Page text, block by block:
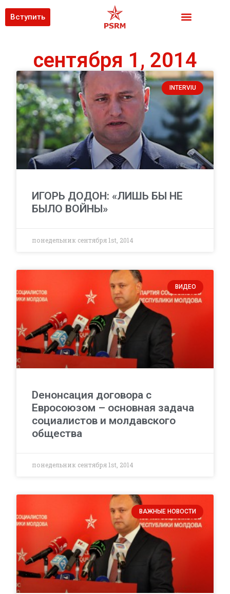
Вступить
сентября 1, 2014
INTERVIU
ИГОРЬ ДОДОН: «ЛИШЬ БЫ НЕ
БЫЛО ВОЙНЫ»
понедельник сентября 1st, 2014
ВИДЕО
Dенонсация договора с
Евросоюзом – основная задача
социалистов и молдавского
общества
понедельник сентября 1st, 2014
ВАЖНЫЕ НОВОСТИ